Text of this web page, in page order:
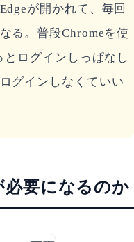
が開かれて、毎回
る。普段Chromeを使
ログインしっぱなし
グインしなくていい
要になるのか